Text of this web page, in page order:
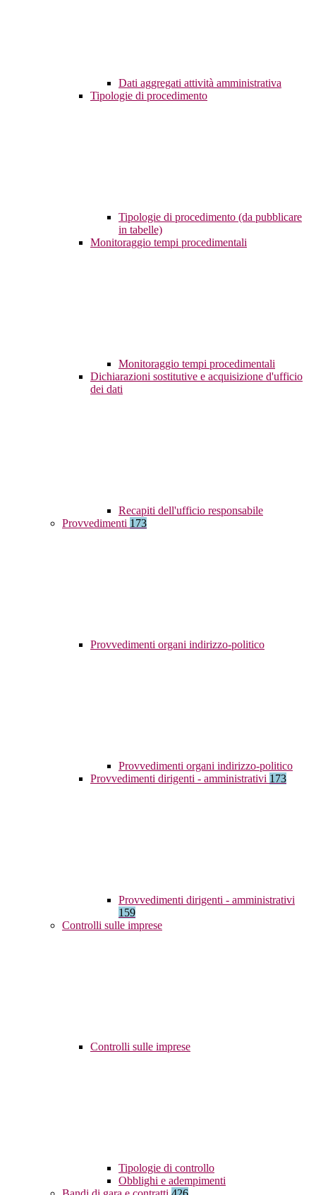
Dati aggregati attività amministrativa
Tipologie di procedimento
Tipologie di procedimento (da pubblicare
in tabelle)
Monitoraggio tempi procedimentali
Monitoraggio tempi procedimentali
Dichiarazioni sostitutive e acquisizione d'ufficio
dei dati
Recapiti dell'ufficio responsabile
Provvedimenti 173
Provvedimenti organi indirizzo-politico
Provvedimenti organi indirizzo-politico
Provvedimenti dirigenti - amministrativi 173
Provvedimenti dirigenti - amministrativi
159
Controlli sulle imprese
Controlli sulle imprese
Tipologie di controllo
Obblighi e adempimenti